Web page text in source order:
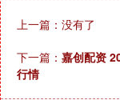
上一篇：没有了
下一篇： 嘉创配资
行情